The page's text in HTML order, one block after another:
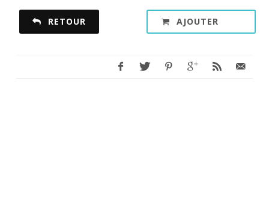
RETOUR AJOUTER